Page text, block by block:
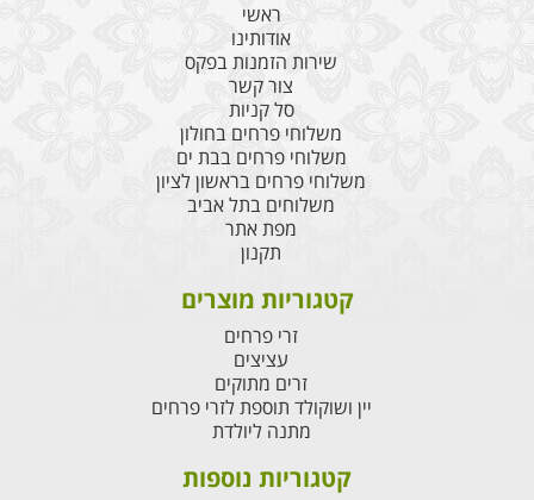
ראשי
אודותינו
שירות הזמנות בפקס
צור קשר
סל קניות
משלוחי פרחים בחולון
משלוחי פרחים בבת ים
משלוחי פרחים בראשון לציון
משלוחים בתל אביב
מפת אתר
תקנון
קטגוריות מוצרים
זרי פרחים
עציצים
זרים מתוקים
יין ושוקולד תוספת לזרי פרחים
מתנה ליולדת
קטגוריות נוספות